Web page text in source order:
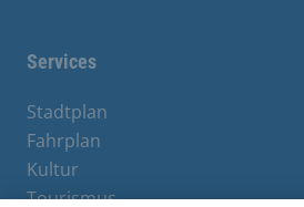
Services
Stadtplan
Fahrplan
Kultur
Tourismus